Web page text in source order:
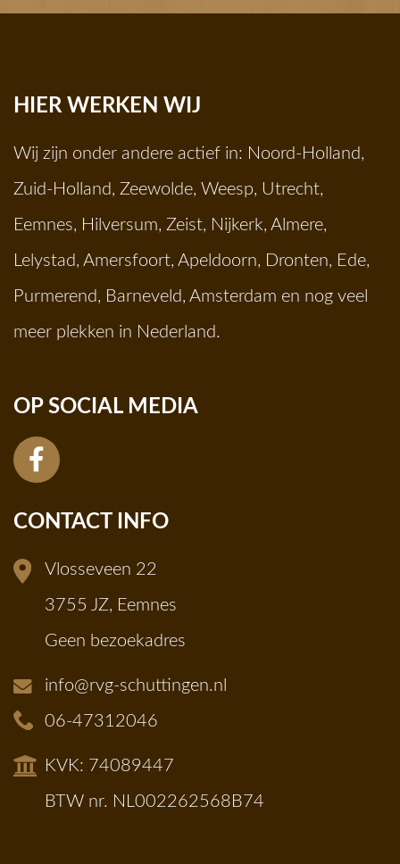
HIER WERKEN WIJ
Wij zijn onder andere actief in: Noord-Holland,
Zuid-Holland, Zeewolde, Weesp, Utrecht,
Eemnes, Hilversum, Zeist, Nijkerk, Almere,
Lelystad, Amersfoort, Apeldoorn, Dronten, Ede,
Purmerend, Barneveld, Amsterdam en nog veel
meer plekken in Nederland.
OP SOCIAL MEDIA
CONTACT INFO
Vlosseveen 22
3755 JZ, Eemnes
Geen bezoekadres
info@rvg-schuttingen.nl
06-47312046
KVK: 74089447
BTW nr. NL002262568B74